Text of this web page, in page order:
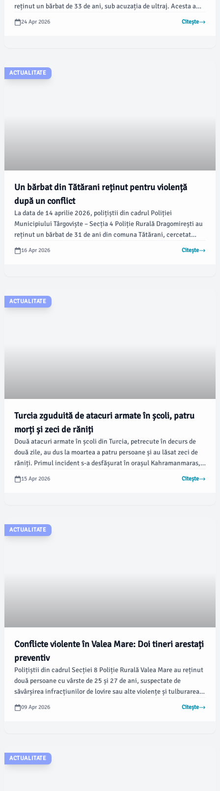
reținut un bărbat de 33 de ani, sub acuzația de ultraj. Acesta a
fost arestat pentru 24 de ore, iar ulterior, pe 22 aprilie, a primit
un mandat de arestare preventivă pentru 30 de zile, conform
24 Apr 2026 Citește
ACTUALITATE
Un bărbat din Tătărani reținut pentru violență
după un conflict
La data de 14 aprilie 2026, polițiștii din cadrul Poliției
Municipiului Târgoviște – Secția 4 Poliție Rurală Dragomirești au
reținut un bărbat de 31 de ani din comuna Tătărani, cercetat
pentru infracțiunea de lovirea sau alte violențe. Informațiile
provin de la damboviteanul.com, care menționează că reținerea a
16 Apr 2026 Citește
ACTUALITATE
Turcia zguduită de atacuri armate în școli, patru
morți și zeci de răniți
Două atacuri armate în școli din Turcia, petrecute în decurs de
două zile, au dus la moartea a patru persoane și au lăsat zeci de
răniți. Primul incident s-a desfășurat în orașul Kahramanmaras,
iar al doilea în provincia Sanliurfa, potrivit damboviteanul.com.
15 Apr 2026 Citește
ACTUALITATE
Conflicte violente în Valea Mare: Doi tineri arestați
preventiv
Polițiștii din cadrul Secției 8 Poliție Rurală Valea Mare au reținut
două persoane cu vârste de 25 și 27 de ani, suspectate de
săvârșirea infracțiunilor de lovire sau alte violențe și tulburarea
ordinii și liniștii publice. Acțiunea a avut loc în urma cercetărilor
efectuate sub coordonarea unui procuror de la Parchetul de pe
09 Apr 2026 Citește
ACTUALITATE